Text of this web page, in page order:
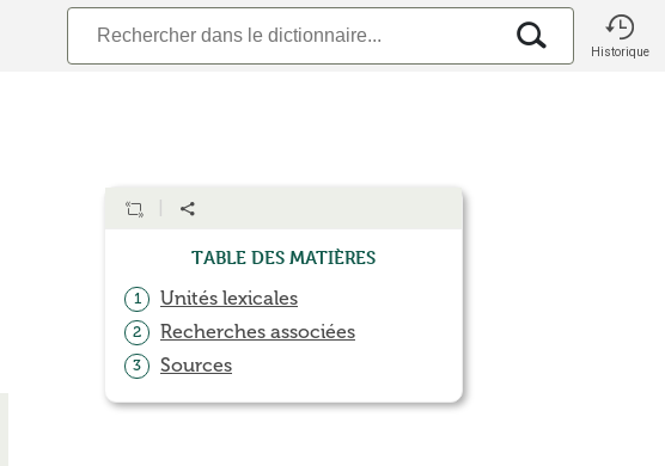
Historique
Table des matières
1 Unités lexicales
2 Recherches associées
3 Sources